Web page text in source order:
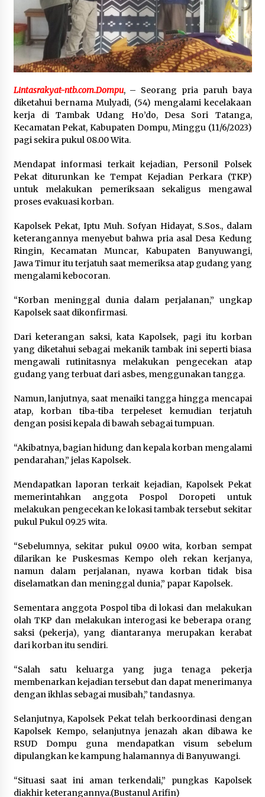
SATRESNARKOBA POLRES DOMPU AMANKAN
TERDUGA PELAKU NARKOTIKA DI KECAMATAN
KEMPO, BELASAN PAKET DIDUGA SABU DISITA
1 bulan ago
Lintasrakyat-ntb.com.Dompu, – Seorang pria paruh baya
diketahui bernama Mulyadi, (54) mengalami kecelakaan
kerja di Tambak Udang Ho’do, Desa Sori Tatanga,
Kecamatan Pekat, Kabupaten Dompu, Minggu (11/6/2023)
pagi sekira pukul 08.00 Wita.
Mendapat informasi terkait kejadian, Personil Polsek
Pekat diturunkan ke Tempat Kejadian Perkara (TKP)
untuk melakukan pemeriksaan sekaligus mengawal
proses evakuasi korban.
Kapolsek Pekat, Iptu Muh. Sofyan Hidayat, S.Sos., dalam
keterangannya menyebut bahwa pria asal Desa Kedung
Ringin, Kecamatan Muncar, Kabupaten Banyuwangi,
Jawa Timur itu terjatuh saat memeriksa atap gudang yang
mengalami kebocoran.
“Korban meninggal dunia dalam perjalanan,” ungkap
Kapolsek saat dikonfirmasi.
Dari keterangan saksi, kata Kapolsek, pagi itu korban
yang diketahui sebagai mekanik tambak ini seperti biasa
mengawali rutinitasnya melakukan pengecekan atap
gudang yang terbuat dari asbes, menggunakan tangga.
Namun, lanjutnya, saat menaiki tangga hingga mencapai
atap, korban tiba-tiba terpeleset kemudian terjatuh
dengan posisi kepala di bawah sebagai tumpuan.
“Akibatnya, bagian hidung dan kepala korban mengalami
pendarahan,” jelas Kapolsek.
Mendapatkan laporan terkait kejadian, Kapolsek Pekat
memerintahkan anggota Pospol Doropeti untuk
melakukan pengecekan ke lokasi tambak tersebut sekitar
pukul Pukul 09.25 wita.
“Sebelumnya, sekitar pukul 09.00 wita, korban sempat
dilarikan ke Puskesmas Kempo oleh rekan kerjanya,
namun dalam perjalanan, nyawa korban tidak bisa
diselamatkan dan meninggal dunia,” papar Kapolsek.
Sementara anggota Pospol tiba di lokasi dan melakukan
olah TKP dan melakukan interogasi ke beberapa orang
saksi (pekerja), yang diantaranya merupakan kerabat
dari korban itu sendiri.
“Salah satu keluarga yang juga tenaga pekerja
membenarkan kejadian tersebut dan dapat menerimanya
dengan ikhlas sebagai musibah,” tandasnya.
Selanjutnya, Kapolsek Pekat telah berkoordinasi dengan
Kapolsek Kempo, selanjutnya jenazah akan dibawa ke
RSUD Dompu guna mendapatkan visum sebelum
dipulangkan ke kampung halamannya di Banyuwangi.
“Situasi saat ini aman terkendali,” pungkas Kapolsek
diakhir keterangannya.(Bustanul Arifin)